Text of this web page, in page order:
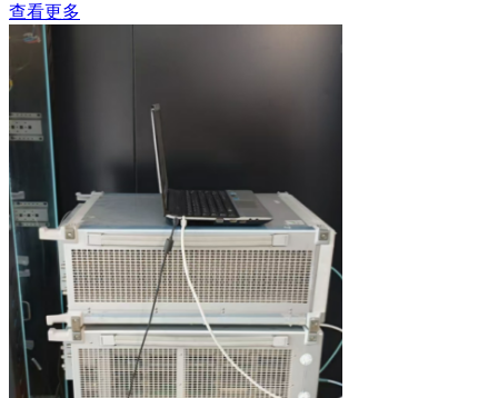
查看更多